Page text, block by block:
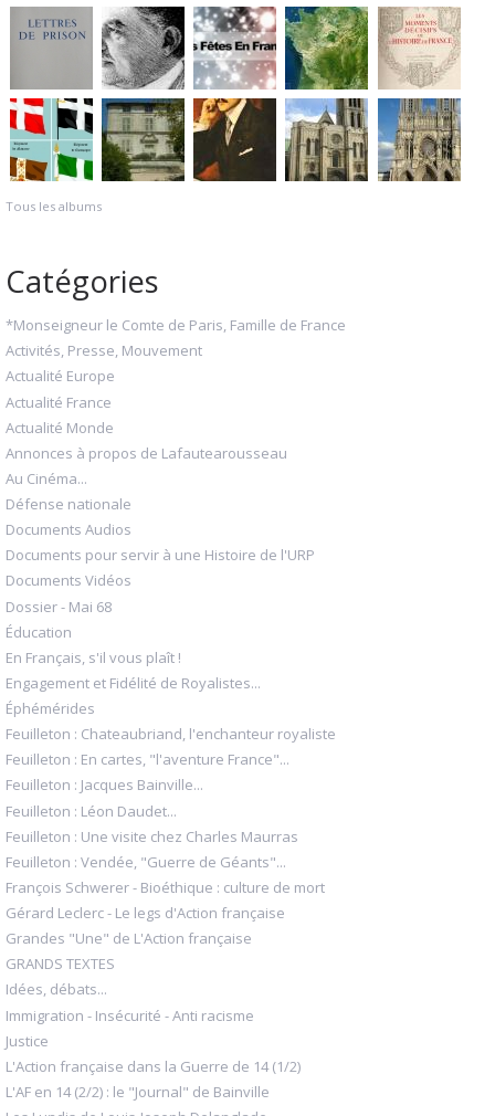
Tous les albums
Catégories
*Monseigneur le Comte de Paris, Famille de France
Activités, Presse, Mouvement
Actualité Europe
Actualité France
Actualité Monde
Annonces à propos de Lafautearousseau
Au Cinéma...
Défense nationale
Documents Audios
Documents pour servir à une Histoire de l'URP
Documents Vidéos
Dossier - Mai 68
Éducation
En Français, s'il vous plaît !
Engagement et Fidélité de Royalistes...
Éphémérides
Feuilleton : Chateaubriand, l'enchanteur royaliste
Feuilleton : En cartes, "l'aventure France"...
Feuilleton : Jacques Bainville...
Feuilleton : Léon Daudet...
Feuilleton : Une visite chez Charles Maurras
Feuilleton : Vendée, "Guerre de Géants"...
François Schwerer - Bioéthique : culture de mort
Gérard Leclerc - Le legs d'Action française
Grandes "Une" de L'Action française
GRANDS TEXTES
Idées, débats...
Immigration - Insécurité - Anti racisme
Justice
L'Action française dans la Guerre de 14 (1/2)
L'AF en 14 (2/2) : le "Journal" de Bainville